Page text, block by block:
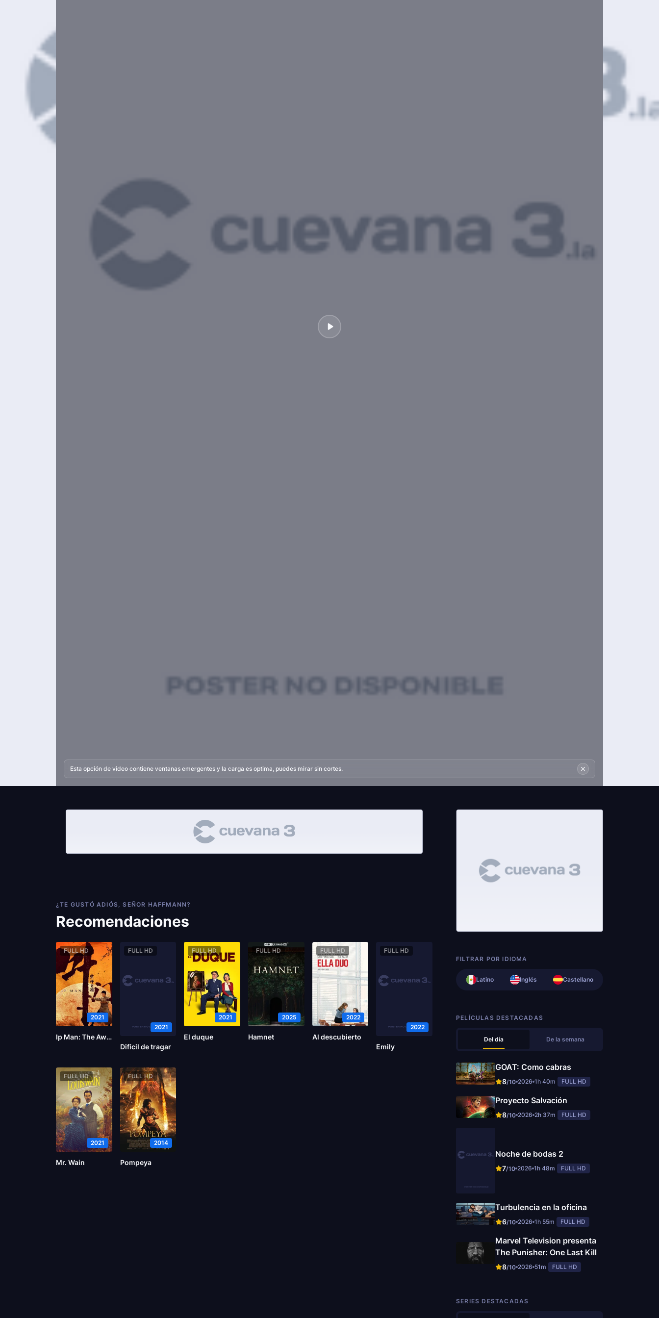
Esta opción de video contiene ventanas emergentes y la carga es optima, puedes mirar sin cortes.
¿TE GUSTÓ ADIÓS, SEÑOR HAFFMANN?
Recomendaciones
FULL HD
2021
Ip Man: The Awakening
FULL HD
2021
Difícil de tragar
FULL HD
2021
El duque
FULL HD
2025
Hamnet
FULL HD
2022
Al descubierto
FULL HD
2022
Emily
FULL HD
2021
Mr. Wain
FULL HD
2014
Pompeya
FILTRAR POR IDIOMA
Latino Inglés Castellano
PELÍCULAS DESTACADAS
Del día De la semana
GOAT: Como cabras
8/10 2026 1h 40m FULL HD
Proyecto Salvación
8/10 2026 2h 37m FULL HD
Noche de bodas 2
7/10 2026 1h 48m FULL HD
Turbulencia en la oficina
6/10 2026 1h 55m FULL HD
Marvel Television presenta
The Punisher: One Last Kill
8/10 2026 51m FULL HD
SERIES DESTACADAS